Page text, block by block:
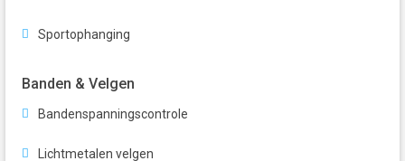
Sportophanging
Banden & Velgen
Bandenspanningscontrole
Lichtmetalen velgen